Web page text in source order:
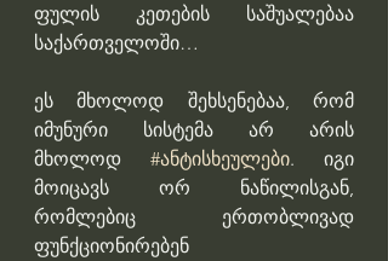
ფულის კეთების საშუალებაა
საქართველოში…
ეს მხოლოდ შეხსენებაა, რომ
იმუნური სისტემა არ არის
მხოლოდ #ანტისხეულები. იგი
მოიცავს ორ ნაწილისგან,
რომლებიც ერთობლივად
ფუნქციონირებენ